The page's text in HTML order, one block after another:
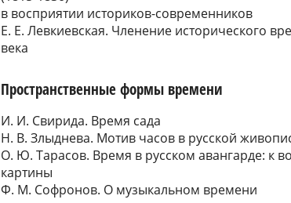
в восприятии историков-современников
Е. Е. Левкиевская. Членение исторического
века
Пространственные формы времени
И. И. Свирида. Время сада
Н. В. Злыднева. Мотив часов в русской
О. Ю. Тарасов. Время в русском авангарде: к
картины
Ф. М. Софронов. О музыкальном времени